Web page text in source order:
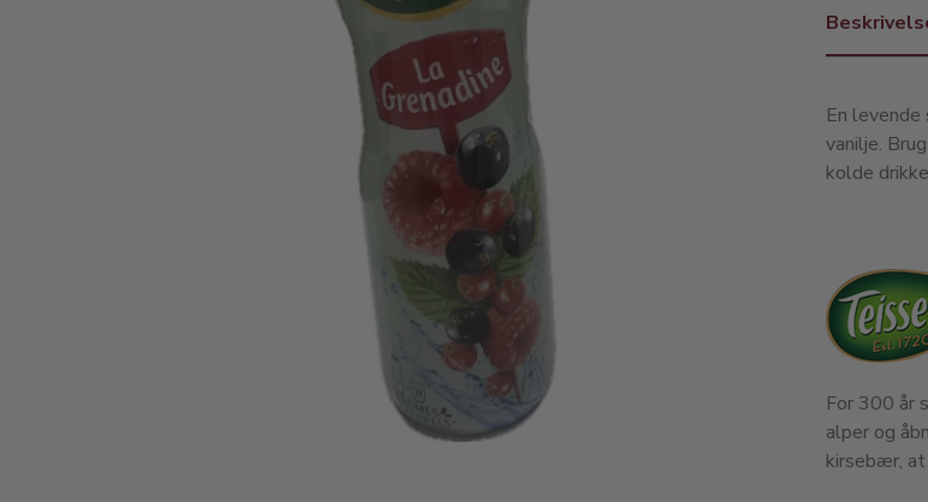
En
vanilje.
kolde
For 300 år
alper og
kirsebær, at